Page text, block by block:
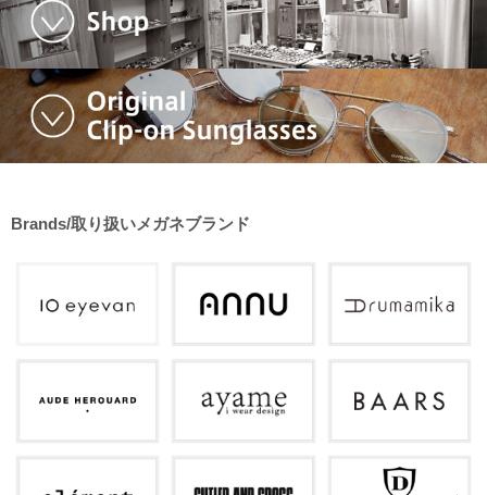
Brands/取り扱いメガネブランド